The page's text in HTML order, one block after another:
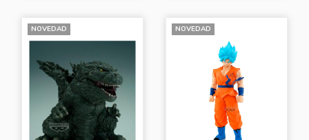
NOVEDAD NOVEDAD